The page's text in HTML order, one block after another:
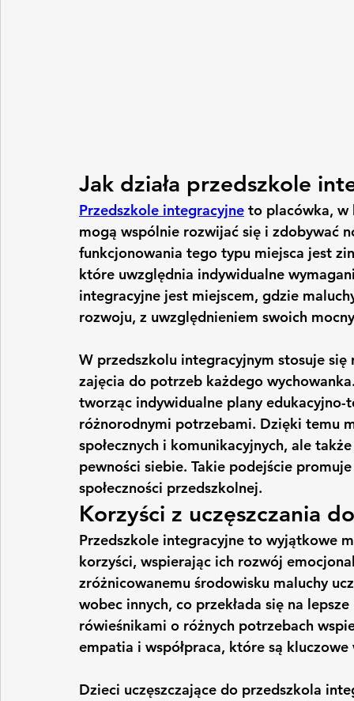
Jak działa przedszkole
Przedszkole integracyjne to placówka,
mogą wspólnie rozwijać się i zdobywać
funkcjonowania tego typu miejsca jest
które uwzględnia indywidualne
integracyjne jest miejscem, gdzie
rozwoju, z uwzględnieniem swoich
W przedszkolu integracyjnym stosuje
zajęcia do potrzeb każdego
tworząc indywidualne plany
różnorodnymi potrzebami. Dzięki temu
społecznych i komunikacyjnych, ale
pewności siebie. Takie podejście
społeczności przedszkolnej.
Korzyści z uczęszczania
Przedszkole integracyjne to wyjątkowe
korzyści, wspierając ich rozwój
zróżnicowanemu środowisku maluchy
wobec innych, co przekłada się na
rówieśnikami o różnych potrzebach
empatia i współpraca, które są
Dzieci uczęszczające do przedszkola